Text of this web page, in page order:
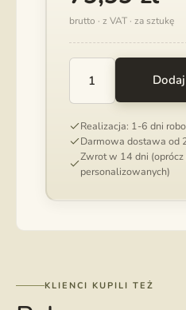
brutto · z VAT · za sztukę
ILOŚĆ
DREWNIANE
NA
PENDRIVE
SERCE
Realizacja: 1-6 dni
Darmowa dostawa od
Zwrot w 14 dni
personalizowanych)
KLIENCI KUPILI TEŻ